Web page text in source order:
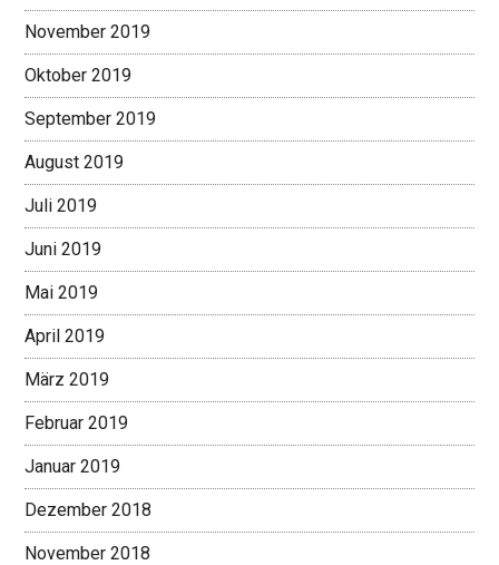
November 2019
Oktober 2019
September 2019
August 2019
Juli 2019
Juni 2019
Mai 2019
April 2019
März 2019
Februar 2019
Januar 2019
Dezember 2018
November 2018